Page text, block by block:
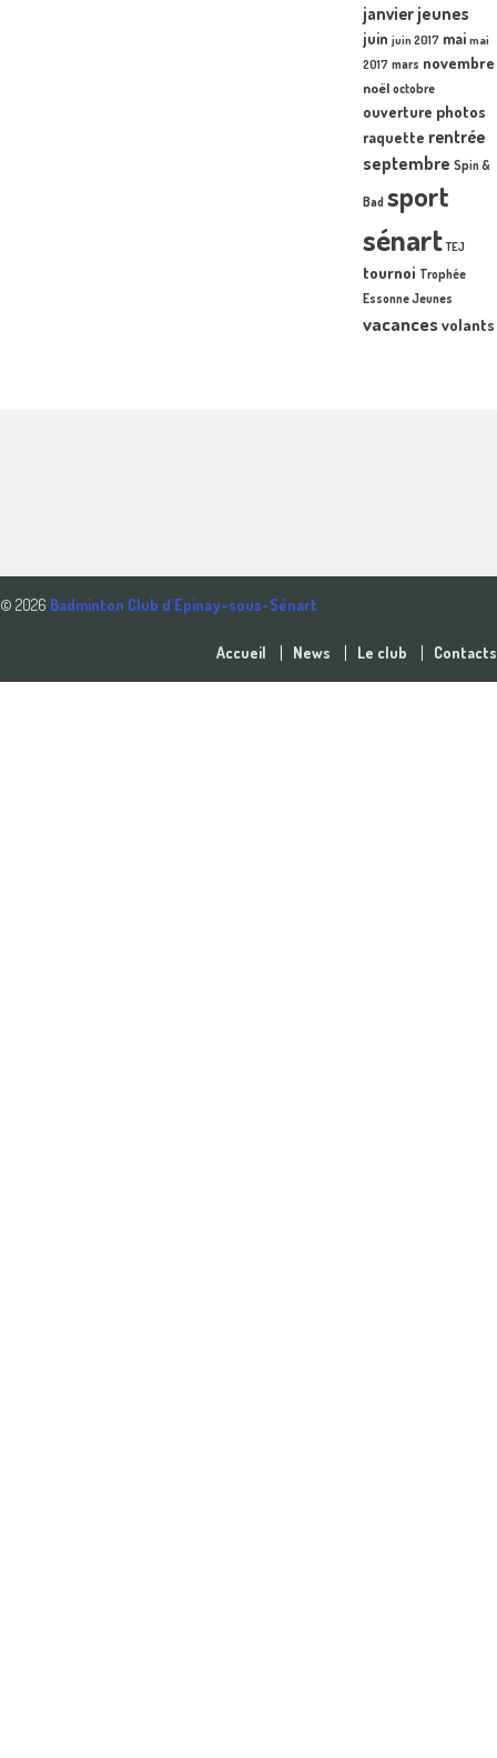
janvier jeunes
juin juin 2017 mai mai
2017 mars novembre
noël octobre
ouverture photos
raquette rentrée
septembre Spin &
Bad sport
sénart TEJ
tournoi Trophée
Essonne Jeunes
vacancesvolants
© 2026 Badminton Club d'Epinay-sous-Sénart
Accueil News Le club Contacts